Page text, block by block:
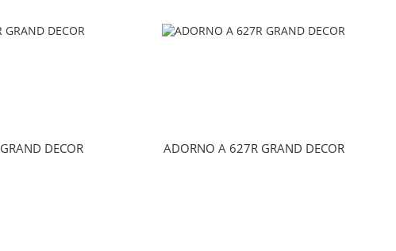
DECOR ADORNO A 627R GRAND DECOR